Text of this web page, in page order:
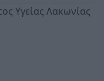
Υγείας Λακωνίας